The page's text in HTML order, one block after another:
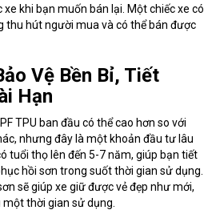
khi bạn muốn bán lại. Một chiếc xe có
thu hút người mua và có thể bán được
Vệ Bền Bỉ, Tiết
Hạn
TPU ban đầu có thể cao hơn so với
nhưng đây là một khoản đầu tư lâu
tuổi thọ lên đến 5-7 năm, giúp bạn tiết
hồi sơn trong suốt thời gian sử dụng.
sẽ giúp xe giữ được vẻ đẹp như mới,
thời gian sử dụng.